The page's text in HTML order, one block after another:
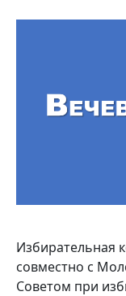
Избирательная
совместно с
Советом при